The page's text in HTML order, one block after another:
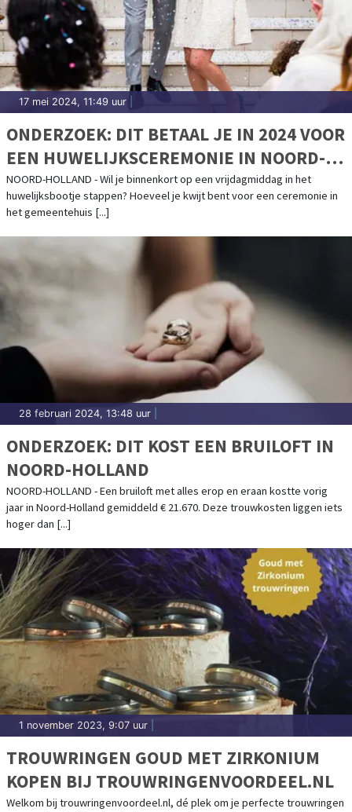
17 mei 2024, 11:49 uur
ONDERZOEK: DIT BETAAL JE IN 2024 VOOR
EEN HUWELIJKSCEREMONIE IN NOORD-
HOLLAND
NOORD-HOLLAND - Wil je binnenkort op een vrijdagmiddag in het
huwelijksbootje stappen? Hoeveel je kwijt bent voor een ceremonie in
het gemeentehuis [...]
28 februari 2024, 13:48 uur
ONDERZOEK: DIT KOST EEN BRUILOFT IN
NOORD-HOLLAND
NOORD-HOLLAND - Een bruiloft met alles erop en eraan kostte vorig
jaar in Noord-Holland gemiddeld € 21.670. Deze trouwkosten liggen iets
hoger dan [...]
1 november 2023, 9:07 uur
TROUWRINGEN GOUD MET ZIRKONIUM
KOPEN BIJ TROUWRINGENVOORDEEL.NL
Welkom bij trouwringenvoordeel.nl, dé plek om je perfecte trouwringen